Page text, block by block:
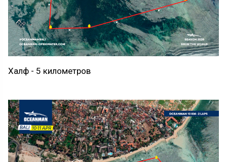
Халф - 5 километров